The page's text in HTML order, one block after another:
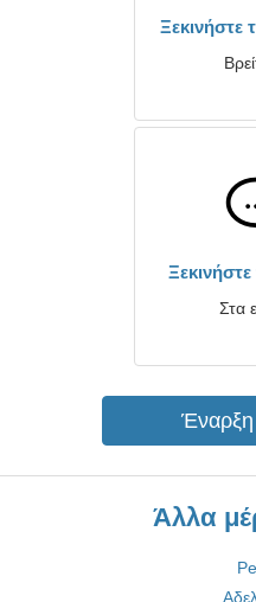
Ξεκινήστε
Στα
Άλλα